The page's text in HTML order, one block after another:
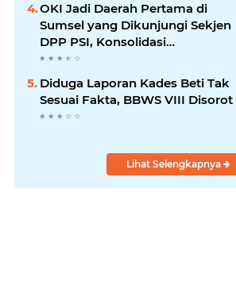
OKI Jadi Daerah Pertama di
Sumsel yang Dikunjungi Sekjen
DPP PSI, Konsolidasi
Pembentukan DPRT Dimulai
Diduga Laporan Kades Beti Tak
Sesuai Fakta, BBWS VIII Disorot
Lihat Selengkapnya